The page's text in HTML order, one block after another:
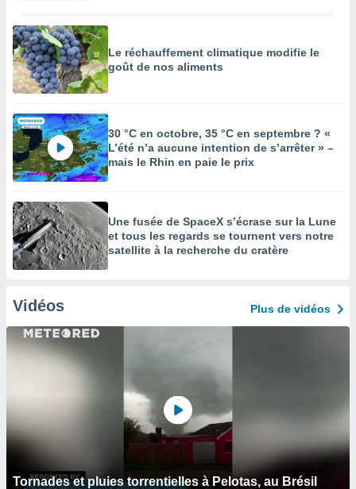
Le réchauffement climatique modifie le
goût de nos aliments
30 °C en octobre, 35 °C en septembre ? «
L’été n’a aucune intention de s’arrêter » –
mais le Rhin en paie le prix
Une fusée de SpaceX s’écrase sur la Lune
et tous les regards se tournent vers notre
satellite à la recherche du cratère
Vidéos Plus de vidéos
Tornades et pluies torrentielles à Pelotas, au Brésil